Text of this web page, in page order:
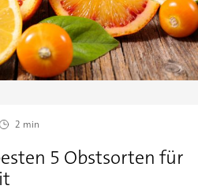
2 min
5 Obstsorten für